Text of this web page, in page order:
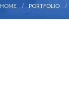
HOME PORTFOLIO